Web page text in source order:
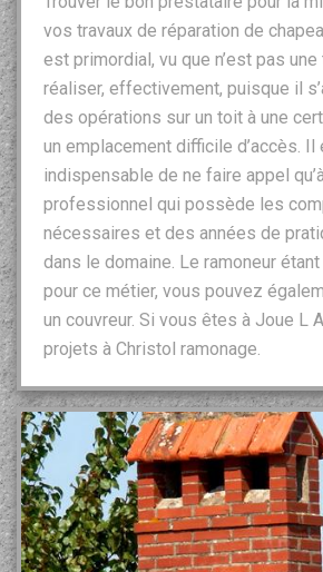
vos travaux de réparation de
est primordial, vu que n’est pas
réaliser, effectivement, puisque il
des opérations sur un toit à une
un emplacement difficile d’accès. Il
indispensable de ne faire appel
professionnel qui possède les
nécessaires et des années de
dans le domaine. Le ramoneur
pour ce métier, vous pouvez
un couvreur. Si vous êtes à Joue L
projets à Christol ramonage.